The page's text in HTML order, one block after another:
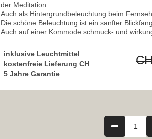
der Meditation
Auch als Hintergrundbeleuchtung beim
Die schöne Beleuchtung ist ein sanfter
Auch auf einer Kommode schmuck- und
Integriert ist ein praktischer Akku
Somit können Sie die Esszimmer Tischleuchte
Keine Steckdose muss in der Nähe sein
Auch Stolpern über ein Kabel ist somit
Hält einem Betriebsabend im Restaurant stand
inklusive Leuchtmittel
kostenfreie Lieferung CH
5 Jahre Garantie
1